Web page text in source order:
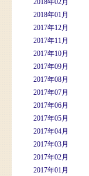
2018年02月
2018年01月
2017年12月
2017年11月
2017年10月
2017年09月
2017年08月
2017年07月
2017年06月
2017年05月
2017年04月
2017年03月
2017年02月
2017年01月